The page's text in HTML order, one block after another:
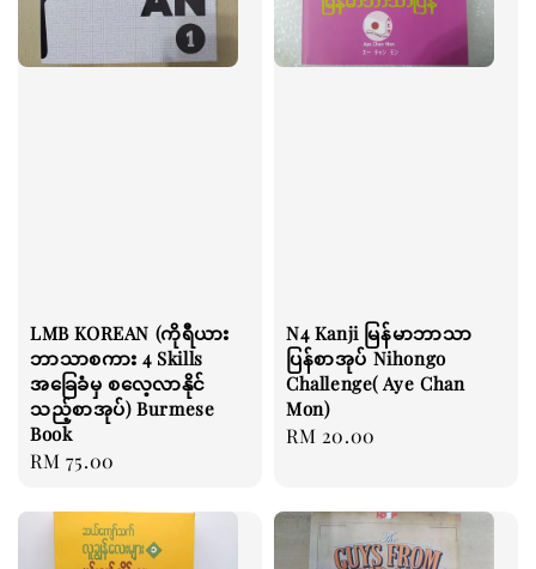
LMB KOREAN (ကိုရီယား
ဘာသာစကား 4 Skills
အခြေခံမှ စလေ့လာနိုင်
သည့်စာအုပ်) Burmese
Book
Regular
RM 75.00
N4 Kanji မြန်မာဘာသာ
ပြန်စာအုပ် Nihongo
Challenge( Aye Chan
Mon)
Regular
RM 20.00